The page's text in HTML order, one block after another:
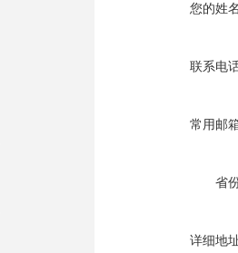
您的姓
联系电
常用邮
省
详细地